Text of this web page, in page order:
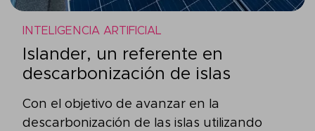
INTELIGENCIA ARTIFICIAL
Islander, un referente en
descarbonización de islas
Con el objetivo de avanzar en la
descarbonización de las islas utilizando